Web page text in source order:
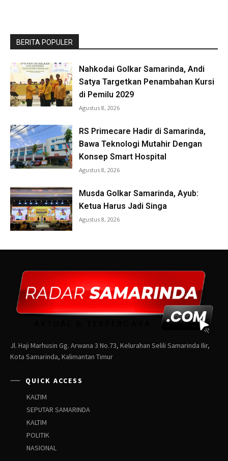
Jl. Haji Marhusin Gg. Arwana 3 No.73, Kelurahan Selili Samarinda Ilir,
Kota Samarinda, Kalimantan Timur
QUICK ACCESS
KALTIM
SEPUTAR SAMARINDA
KALTIM
POLITIK
NASIONAL